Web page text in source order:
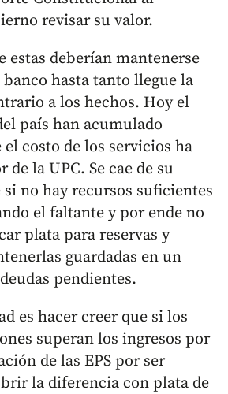
revisar su valor.
estas deberían mantenerse
hasta tanto llegue la
a los hechos. Hoy el
país han acumulado
costo de los servicios ha
de la UPC. Se cae de su
no hay recursos suficientes
el faltante y por ende no
plata para reservas y
guardadas en un
pendientes.
es hacer creer que si los
superan los ingresos por
de las EPS por ser
la diferencia con plata de